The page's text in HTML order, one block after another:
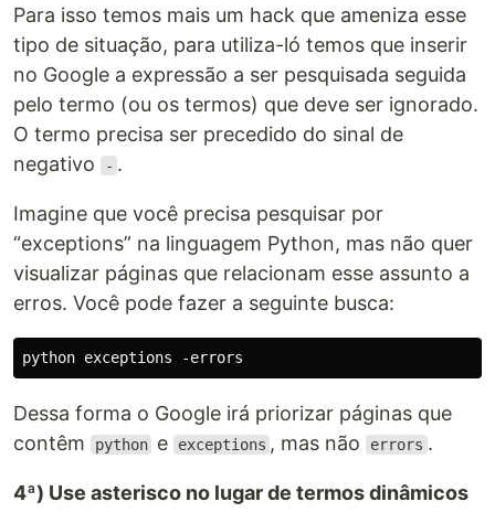
Para isso temos mais um hack que ameniza esse
tipo de situação, para utiliza-ló temos que inserir
no Google a expressão a ser pesquisada seguida
pelo termo (ou os termos) que deve ser ignorado.
O termo precisa ser precedido do sinal de
negativo
- .
Imagine que você precisa pesquisar por
“exceptions” na linguagem Python, mas não quer
visualizar páginas que relacionam esse assunto a
erros. Você pode fazer a seguinte busca:
Dessa forma o Google irá priorizar páginas que
contêm
python e exceptions , mas não errors .
4ª) Use asterisco no lugar de termos dinâmicos